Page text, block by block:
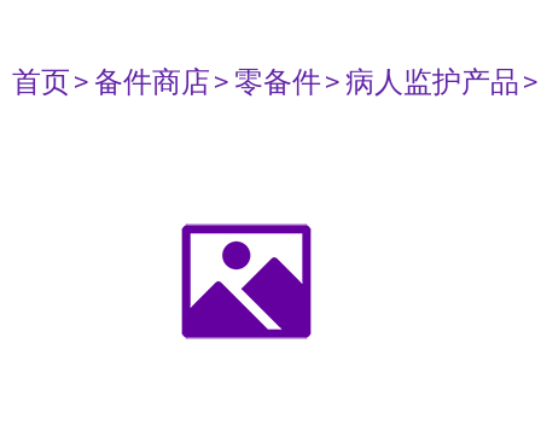
首页> 备件商店> 零备件> 病人监护产品